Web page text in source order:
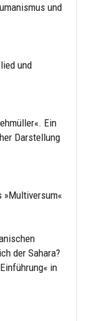
und
und
Ein
Darstellung
»Multiversum«
der Sahara?
in